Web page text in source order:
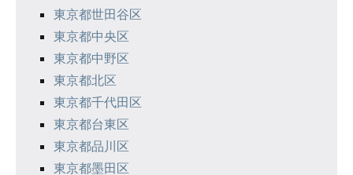
東京都世田谷区
東京都中央区
東京都中野区
東京都北区
東京都千代田区
東京都台東区
東京都品川区
東京都墨田区